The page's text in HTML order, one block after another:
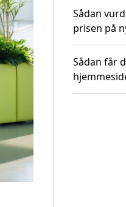
Sådan
prisen på
Sådan får